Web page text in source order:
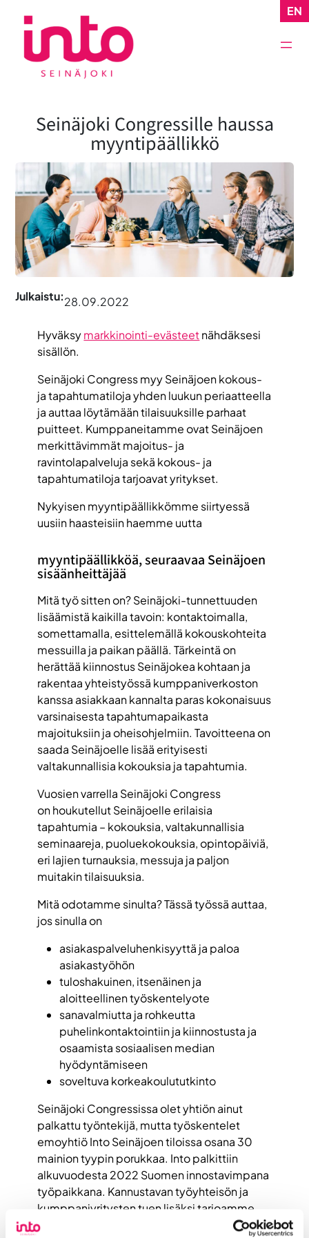
sisältöön
EN
Seinäjoki Congressille haussa
myyntipäällikkö
Julkaistu:28.09.2022
Hyväksymarkkinointi-evästeetnähdäksesi
sisällön.
Seinäjoki Congress myy Seinäjoen kokous-
ja tapahtumatiloja yhden luukun periaatteella
ja auttaa löytämään tilaisuuksille parhaat
puitteet. Kumppaneitamme ovat Seinäjoen
merkittävimmät majoitus- ja
ravintolapalveluja sekä kokous- ja
tapahtumatiloja tarjoavat yritykset.
Nykyisen myyntipäällikkömme siirtyessä
uusiin haasteisiin haemme uutta
myyntipäällikköä, seuraavaa Seinäjoen
sisäänheittäjää
Mitä työ sitten on? Seinäjoki-tunnettuuden
lisäämistä kaikilla tavoin: kontaktoimalla,
somettamalla, esittelemällä kokouskohteita
messuilla ja paikan päällä. Tärkeintä on
herättää kiinnostus Seinäjokea kohtaan ja
rakentaa yhteistyössä kumppaniverkoston
kanssa asiakkaan kannalta paras kokonaisuus
varsinaisesta tapahtumapaikasta
majoituksiin ja oheisohjelmiin. Tavoitteena on
saada Seinäjoelle lisää erityisesti
valtakunnallisia kokouksia ja tapahtumia.
Vuosien varrella Seinäjoki Congress
on houkutellut Seinäjoelle erilaisia
tapahtumia – kokouksia, valtakunnallisia
seminaareja, puoluekokouksia, opintopäiviä,
eri lajien turnauksia, messuja ja paljon
muitakin tilaisuuksia.
Mitä odotamme sinulta? Tässä työssä auttaa,
jos sinulla on
asiakaspalveluhenkisyyttä ja paloa
asiakastyöhön
tuloshakuinen, itsenäinen ja
aloitteellinen työskentelyote
sanavalmiutta ja rohkeutta
puhelinkontaktointiin ja kiinnostusta ja
osaamista sosiaalisen median
hyödyntämiseen
soveltuva korkeakoulututkinto
Seinäjoki Congressissa olet yhtiön ainut
palkattu työntekijä, mutta työskentelet
emoyhtiöInto Seinäjoen tiloissa osana 30
mainion tyypin porukkaa. Into palkittiin
alkuvuodesta 2022 Suomen innostavimpana
työpaikkana. Kannustavan työyhteisön ja
kumppaniyritysten tuen lisäksi tarjoamme
sinulle hyvät työtilat Framista ja